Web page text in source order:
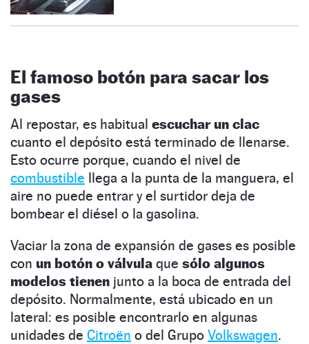
El famoso botón para sacar los
gases
Al repostar, es habitual escuchar un clac
cuanto el depósito está terminado de llenarse.
Esto ocurre porque, cuando el nivel de
combustible llega a la punta de la manguera, el
aire no puede entrar y el surtidor deja de
bombear el diésel o la gasolina.
Vaciar la zona de expansión de gases es posible
con un botón o válvula que sólo algunos
modelos tienen junto a la boca de entrada del
depósito. Normalmente, está ubicado en un
lateral: es posible encontrarlo en algunas
unidades de Citroën o del Grupo Volkswagen.